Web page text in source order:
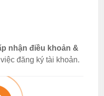
nhận điều khoản &
đăng ký tài khoản.